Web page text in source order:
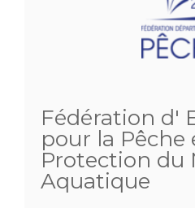
Fédération d'
pour la Pêche
Protection du
Aquatique